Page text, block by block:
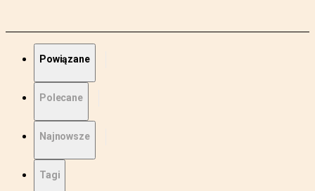
Powiązane
Polecane
Najnowsze
Tagi